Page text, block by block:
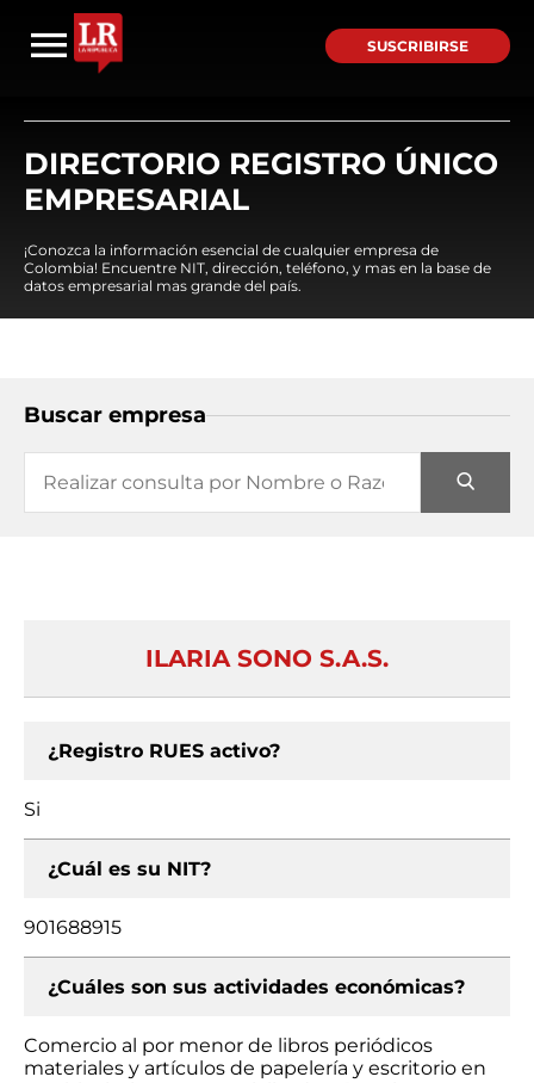
SUSCRIBIRSE
DIRECTORIO REGISTRO ÚNICO
EMPRESARIAL
¡Conozca la información esencial de cualquier empresa de
Colombia! Encuentre NIT, dirección, teléfono, y mas en la base de
datos empresarial mas grande del país.
Buscar empresa
ILARIA SONO S.A.S.
¿Registro RUES activo?
Si
¿Cuál es su NIT?
901688915
¿Cuáles son sus actividades económicas?
Comercio al por menor de libros periódicos
materiales y artículos de papelería y escritorio en